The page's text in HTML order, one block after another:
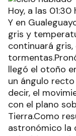
Hoy, a las
Y en
gris y
continuará
llegó el otoño
un ángulo
decir, el
con el plano
Tierra.Como
astronómico la